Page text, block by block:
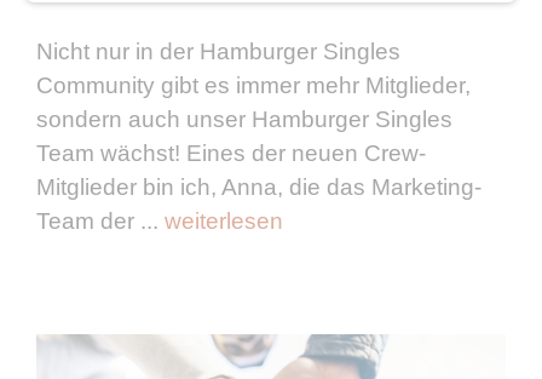
Nicht nur in der Hamburger Singles
Community gibt es immer mehr Mitglieder,
sondern auch unser Hamburger Singles
Team wächst! Eines der neuen Crew-
Mitglieder bin ich, Anna, die das Marketing-
Team der ... weiterlesen